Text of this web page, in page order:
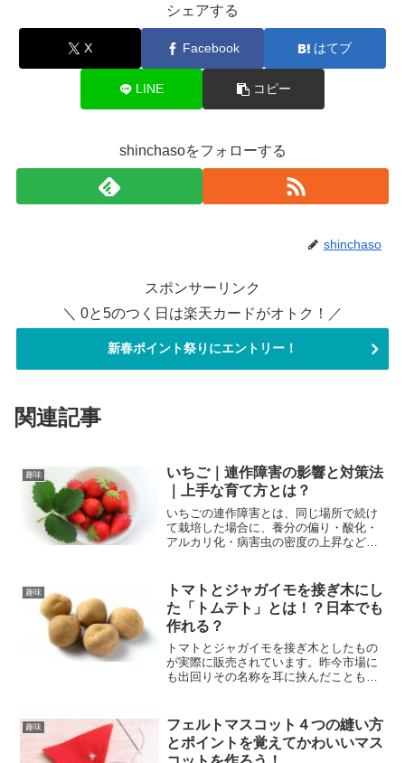
シェアする
X Facebook はてブ
LINE コピー
shinchasoをフォローする
shinchaso
スポンサーリンク
＼ 0と5のつく日は楽天カードがオトク！／
新春ポイント祭りにエントリー！
関連記事
趣味
いちご｜連作障害の影響と対策法
｜上手な育て方とは？
いちごの連作障害とは、同じ場所で続け
て栽培した場合に、養分の偏り・酸化・
アルカリ化・病害虫の密度の上昇などの
の対策としては、7つほど対処法がありま
す。• 土壌の入れ替え...
趣味
トマトとジャガイモを接ぎ木にし
た「トムテト」とは！？日本でも
作れる？
トマトとジャガイモを接ぎ木としたもの
が実際に販売されています。昨今市場に
も出回りその名称を耳に挟んだこともあ
れ市場に出された野菜です。「トムテ
ト」と呼ばれるその野菜は、...
趣味
フェルトマスコット４つの縫い方
とポイントを覚えてかわいいマス